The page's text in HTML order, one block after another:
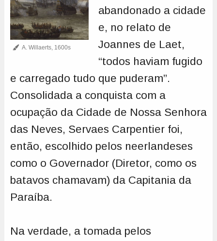
A. Willaerts, 1600s
abandonado a cidade
e, no relato de
Joannes de Laet,
“todos haviam fugido
e carregado tudo que puderam”.
Consolidada a conquista com a
ocupação da Cidade de Nossa Senhora
das Neves, Servaes Carpentier foi,
então, escolhido pelos neerlandeses
como o Governador (Diretor, como os
batavos chamavam) da Capitania da
Paraíba.
Na verdade, a tomada pelos